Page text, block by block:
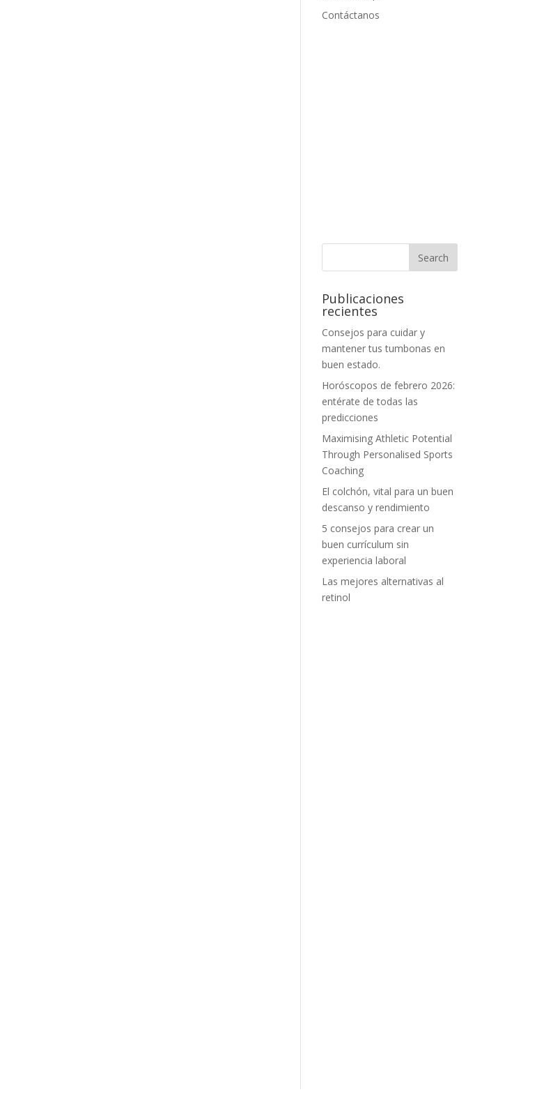
Contáctanos
Publicaciones
recientes
Consejos para cuidar y
mantener tus tumbonas en
buen estado.
Horóscopos de febrero 2026:
entérate de todas las
predicciones
Maximising Athletic Potential
Through Personalised Sports
Coaching
El colchón, vital para un buen
descanso y rendimiento
5 consejos para crear un
buen currículum sin
experiencia laboral
Las mejores alternativas al
retinol